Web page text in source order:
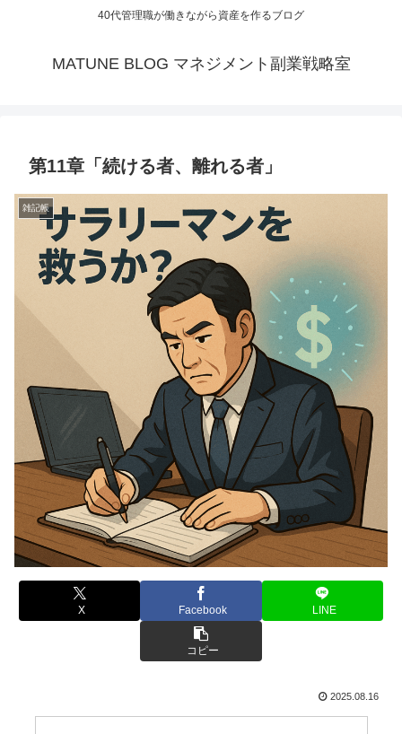
40代管理職が働きながら資産を作るブログ
MATUNE BLOG マネジメント副業戦略室
第11章「続ける者、離れる者」
雑記帳
X Facebook LINE
コピー
2025.08.16